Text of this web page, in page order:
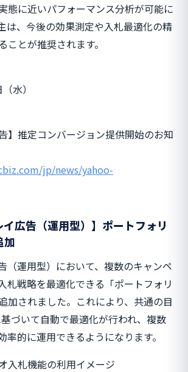
態に近いパフォーマンス分析が可能に
は、今後の効果測定や入札最適化の精
ことが推奨されます。
水）
】推定コンバージョン提供開始のお知
jp/news/yahoo-
イ広告（運用型）】ポートフォリ
加
（運用型）において、複数のキャンペ
札戦略を最適化できる「ポートフォリ
加されました。これにより、共通の目
基づいて自動で最適化が行われ、複数
率的に運用できるようになります。
入札機能の利用イメージ